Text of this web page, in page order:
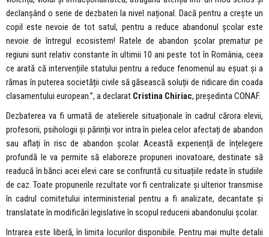
declanșând o serie de dezbateri la nivel național. Dacă pentru a crește un
copil este nevoie de tot satul, pentru a reduce abandonul școlar este
nevoie de întregul ecosistem! Ratele de abandon școlar prematur pe
regiuni sunt relativ constante în ultimii 10 ani peste tot în România, ceea
ce arată că intervențiile statului pentru a reduce fenomenul au eșuat și a
rămas în puterea societății civile să găsească soluții de ridicare din coada
clasamentului european.”, a declarat Cristina Chiriac, președinta CONAF.
Dezbaterea va fi urmată de atelierele situaționale în cadrul cărora elevii,
profesorii, psihologii și părinții vor intra în pielea celor afectați de abandon
sau aflați în risc de abandon școlar. Această experiență de înțelegere
profundă le va permite să elaboreze propuneri inovatoare, destinate să
readucă în bănci acei elevi care se confruntă cu situațiile redate în studiile
de caz. Toate propunerile rezultate vor fi centralizate și ulterior transmise
în cadrul comitetului interministerial pentru a fi analizate, decantate și
translatate în modificări legislative în scopul reducerii abandonului școlar.
Intrarea este liberă, în limita locurilor disponibile. Pentru mai multe detalii